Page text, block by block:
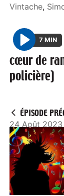
Vintache,
P
l
a
7 MIN
cœur de
policière)
ÉPISODE
24 Août 2023